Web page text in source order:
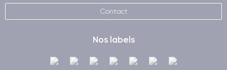
Contact
Nos labels